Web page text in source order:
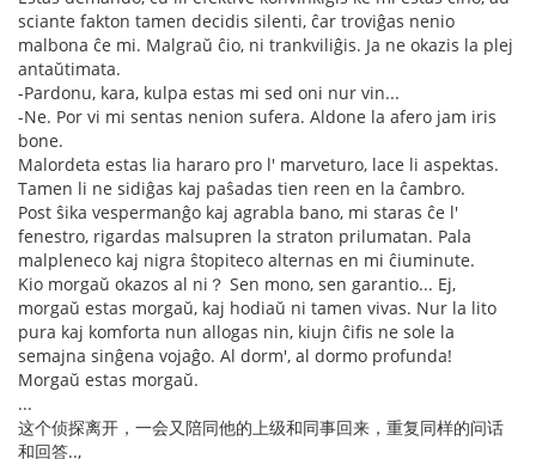
sciante fakton tamen decidis silenti, ĉar troviĝas nenio
malbona ĉe mi. Malgraŭ ĉio, ni trankviliĝis. Ja ne okazis la plej
antaŭtimata.
-Pardonu, kara, kulpa estas mi sed oni nur vin...
-Ne. Por vi mi sentas nenion sufera. Aldone la afero jam iris
bone.
Malordeta estas lia hararo pro l' marveturo, lace li aspektas.
Tamen li ne sidiĝas kaj paŝadas tien reen en la ĉambro.
Post ŝika vespermanĝo kaj agrabla bano, mi staras ĉe l'
fenestro, rigardas malsupren la straton prilumatan. Pala
malpleneco kaj nigra ŝtopiteco alternas en mi ĉiuminute.
Kio morgaŭ okazos al ni？ Sen mono, sen garantio... Ej,
morgaŭ estas morgaŭ, kaj hodiaŭ ni tamen vivas. Nur la lito
pura kaj komforta nun allogas nin, kiujn ĉifis ne sole la
semajna sinĝena vojaĝo. Al dorm', al dormo profunda!
Morgaŭ estas morgaŭ.
...
这个侦探离开，一会又陪同他的上级和同事回来，重复同样的问话
和回答..,